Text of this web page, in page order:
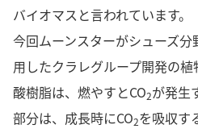
バイオマスと言われています。
今回ムーンスターがシューズ
用したクラレグループ開発の
酸樹脂は、燃やすとCO2が発生
部分は、成長時にCO2を吸収す